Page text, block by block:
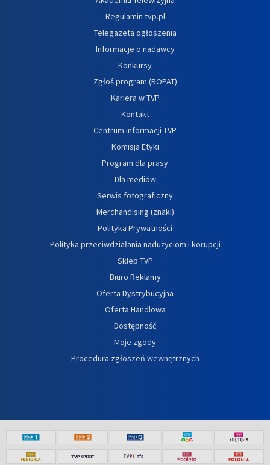
Regulamin tvp.pl
Telegazeta ogłoszenia
Informacje o nadawcy
Konkursy
Zgłoś program (ROPAT)
Kariera w TVP
Kontakt
Centrum informacji TVP
Komisja Etyki
Program dla prasy
Dla mediów
Serwis fotograficzny
Merchandising (znaki)
Polityka Prywatności
Polityka przeciwdziałania nadużyciom i korupcji
Sklep TVP
Biuro Reklamy
Oferta Dystrybucyjna
Oferta Handlowa
Dostępność
Moje zgody
Procedura zgłoszeń wewnętrznych